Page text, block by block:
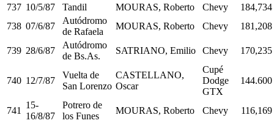
737 10/5/87 Tandil MOURAS, Roberto Chevy
184,734
738 07/6/87
Autódromo
de Rafaela
MOURAS, Roberto Chevy 181,208
739 28/6/87
Autódromo
de Bs.As.
SATRIANO, Emilio Chevy 170,235
740 12/7/87
Vuelta de
San Lorenzo
CASTELLANO,
Oscar
Cupé
Dodge
GTX
144.600
741
15-
16/8/87
Potrero de
los Funes
MOURAS, Roberto Chevy 116,169